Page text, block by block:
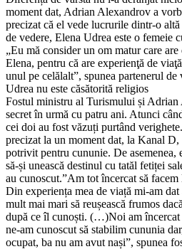
moment dat, Adrian Alexandrov a
precizat că el vede lucrurile dintr-o
de vedere, Elena Udrea este o femeie
„Eu mă consider un om matur care
Elena, pentru că are experienţă de
unul pe celălalt”, spunea partenerul
Udrea nu este căsătorită religios
Fostul ministru al Turismului și
secret în urmă cu patru ani. Atunci
cei doi au fost văzuți purtând
precizat la un moment dat, la Kanal D,
potrivit pentru cununie. De asemenea,
să-și unească destinul cu tatăl fetiței
au cunoscut.”Am tot încercat să
Din experiența mea de viață mi-am dat
mult mai mari să reușească frumos
după ce îl cunoști. (…)Noi am încercat
ne-am cunoscut să stabilim cununia
ocupat, ba nu am avut nași”, spunea